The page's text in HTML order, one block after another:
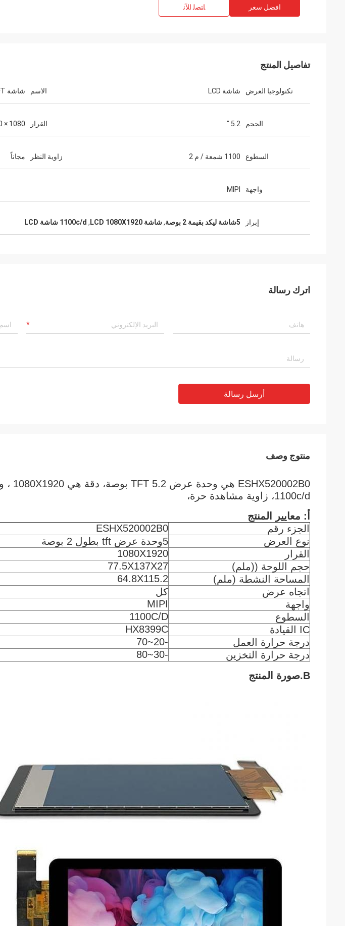
افضل سعر ﺎﺘﺼﻟ ﺍﻶﻧ
تفاصيل المنتج
تكنولوجيا العرض شاشة LCD الاسم شاشة TFT
الحجم 5.2 " القرار 1080 × 1920
السطوع 1100 شمعة / م 2 زاوية النظر مجاناً
واجهة MIPI
إبراز 5شاشة ليكد بقيمة 2 بوصة ,شاشة LCD 1080X1920 , 1100c/d شاشة LCD
اترك رسالة
أرسل رسالة
منتوج وصف
1100c/d، زاوية مشاهدة حرة،
أ: معايير المنتج
الجزء رقم
ESHX520002B0
نوع العرض
5وحدة عرض tft بطول 2 بوصة
القرار
1080X1920
حجم اللوحة ((ملم)
77.5X137X27
المساحة النشطة (ملم)
64.8X115.2
اتجاه عرض
كل
واجهة
MIPI
السطوع
1100C/D
IC القيادة
HX8399C
درجة حرارة العمل
-20~70
درجة حرارة التخزين
-30~80
B.صورة المنتج